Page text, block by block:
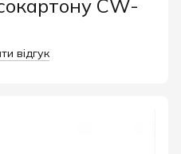
CW-
відгук